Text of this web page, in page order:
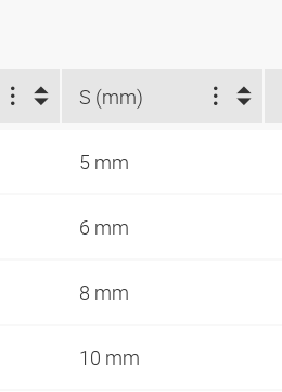
S (mm)
5 mm
6 mm
8 mm
10 mm